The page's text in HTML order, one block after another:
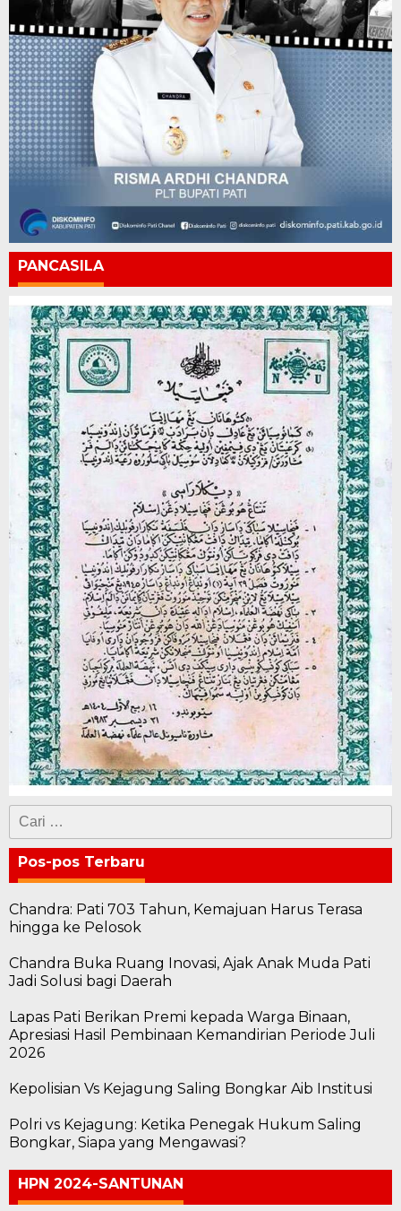
PANCASILA
Cari
untuk:
Pos-pos Terbaru
Chandra: Pati 703 Tahun, Kemajuan Harus Terasa
hingga ke Pelosok
Chandra Buka Ruang Inovasi, Ajak Anak Muda Pati
Jadi Solusi bagi Daerah
Lapas Pati Berikan Premi kepada Warga Binaan,
Apresiasi Hasil Pembinaan Kemandirian Periode Juli
2026
Kepolisian Vs Kejagung Saling Bongkar Aib Institusi
Polri vs Kejagung: Ketika Penegak Hukum Saling
Bongkar, Siapa yang Mengawasi?
HPN 2024-SANTUNAN